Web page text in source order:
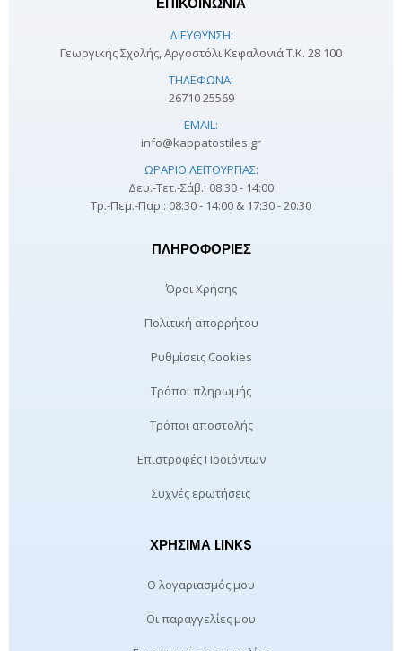
ΔΙΕΎΘΥΝΣΗ:
Γεωργικής Σχολής, Αργοστόλι Κεφαλονιά Τ.Κ. 28 100
ΤΗΛΈΦΩΝΑ:
26710 25569
EMAIL:
info@kappatostiles.gr
ΩΡΆΡΙΟ ΛΕΙΤΟΥΡΓΊΑΣ:
Δευ.-Τετ.-Σάβ.: 08:30 - 14:00
Τρ.-Πεμ.-Παρ.: 08:30 - 14:00 & 17:30 - 20:30
ΠΛΗΡΟΦΟΡΊΕΣ
Όροι Χρήσης
Πολιτική απορρήτου
Ρυθμίσεις Cookies
Τρόποι πληρωμής
Τρόποι αποστολής
Επιστροφές Προϊόντων
Συχνές ερωτήσεις
ΧΡΉΣΙΜΑ LINKS
Ο λογαριασμός μου
Οι παραγγελίες μου